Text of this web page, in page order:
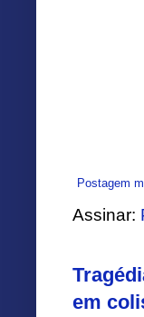
Postagem
Assinar:
em